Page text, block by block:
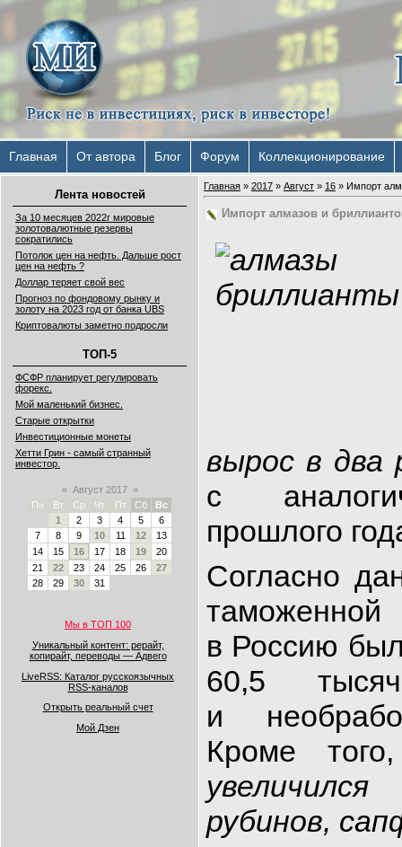
Главная От автора Блог Форум Коллекционирование
Лента новостей
За 10 месяцев 2022г мировые
золотовалютные резервы
сократились
Потолок цен на нефть. Дальше рост
цен на нефть ?
Доллар теряет свой вес
Прогноз по фондовому рынку и
золоту на 2023 год от банка UBS
Криптовалюты заметно подросли
ТОП-5
ФСФР планирует регулировать
форекс.
Мой маленький бизнес.
Старые открытки
Инвестиционные монеты
Хетти Грин - самый странный
инвестор.
« Август 2017 »
Пн
Вт Ср Чт Пт Сб
Вс
1
2 3 4 5
6
7
8 9 10 11 12
13
14
15 16 17 18 19
20
21
22 23 24 25 26
27
28
29 30 31
Мы в ТОП 100
Уникальный контент: рерайт,
копирайт, переводы — Адвего
LiveRSS: Каталог русскоязычных
RSS-каналов
Открыть реальный счет
Мой Дзен
Главная » 2017 » Август » 16 » Импорт
Импорт алмазов и
вырос в два
с
прошлого
Согласно
в Россию
60,5
и
Кроме
рубинов,